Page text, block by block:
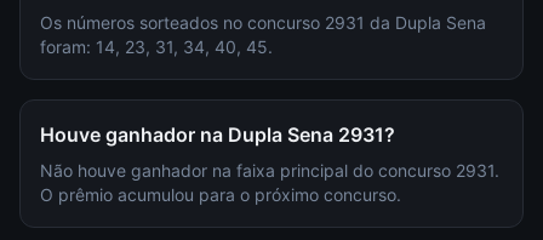
Os números sorteados no concurso 2931 da Dupla Sena
foram: 14, 23, 31, 34, 40, 45.
Houve ganhador na Dupla Sena 2931?
Não houve ganhador na faixa principal do concurso 2931.
O prêmio acumulou para o próximo concurso.